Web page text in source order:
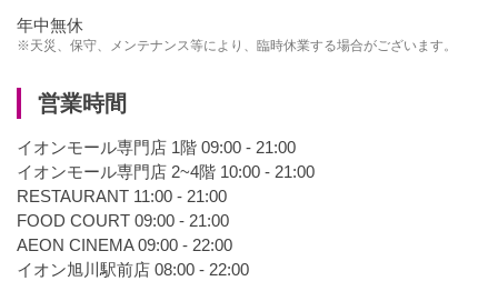
年中無休
※天災、保守、メンテナンス等により、臨時休業する場合がございます。
営業時間
イオンモール専門店 1階 09:00 - 21:00
イオンモール専門店 2~4階 10:00 - 21:00
RESTAURANT 11:00 - 21:00
FOOD COURT 09:00 - 21:00
AEON CINEMA 09:00 - 22:00
イオン旭川駅前店 08:00 - 22:00